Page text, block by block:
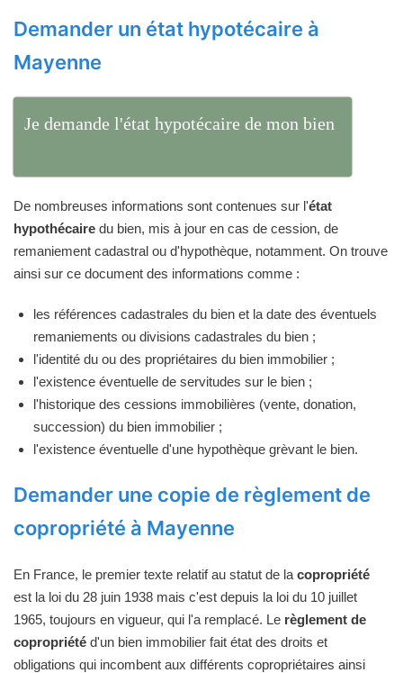
Demander un état hypotécaire à
Mayenne
Je demande l'état hypotécaire de mon bien
De nombreuses informations sont contenues sur l'état
hypothécaire du bien, mis à jour en cas de cession, de
remaniement cadastral ou d'hypothèque, notamment. On trouve
ainsi sur ce document des informations comme :
les références cadastrales du bien et la date des éventuels
remaniements ou divisions cadastrales du bien ;
l'identité du ou des propriétaires du bien immobilier ;
l'existence éventuelle de servitudes sur le bien ;
l'historique des cessions immobilières (vente, donation,
succession) du bien immobilier ;
l'existence éventuelle d'une hypothèque grèvant le bien.
Demander une copie de règlement de
copropriété à Mayenne
En France, le premier texte relatif au statut de la copropriété
est la loi du 28 juin 1938 mais c'est depuis la loi du 10 juillet
1965, toujours en vigueur, qui l'a remplacé. Le règlement de
copropriété d'un bien immobilier fait état des droits et
obligations qui incombent aux différents copropriétaires ainsi